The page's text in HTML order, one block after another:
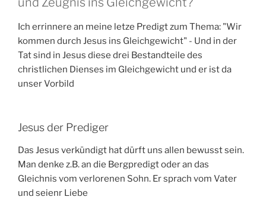
Ich errinnere an meine letze Predigt zum Thema: "Wir
kommen durch Jesus ins Gleichgewicht" - Und in der
Tat sind in Jesus diese drei Bestandteile des
christlichen Dienses im Gleichgewicht und er ist da
unser Vorbild
Jesus der Prediger
Das Jesus verkündigt hat dürft uns allen bewusst sein.
Man denke z.B. an die Bergpredigt oder an das
Gleichnis vom verlorenen Sohn. Er sprach vom Vater
und seienr Liebe